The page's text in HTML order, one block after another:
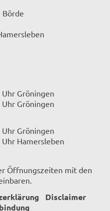
Börde
Gröningen
Gröningen
Gröningen
Hamersleben
Öffnungszeiten mit den
Disclaimer